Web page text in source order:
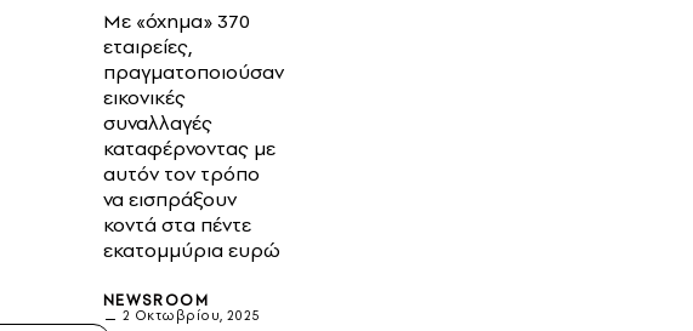
Με «όχημα» 370
εταιρείες,
πραγματοποιούσαν
εικονικές
συναλλαγές
καταφέρνοντας με
αυτόν τον τρόπο
να εισπράξουν
κοντά στα πέντε
εκατομμύρια ευρώ
NEWSROOM
2 Οκτωβρίου, 2025